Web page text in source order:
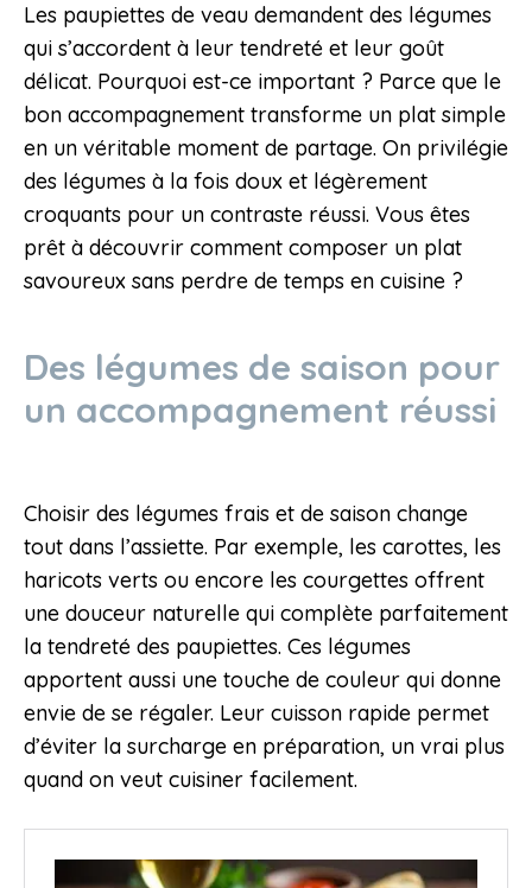
Les paupiettes de veau demandent des légumes
qui s’accordent à leur tendreté et leur goût
délicat. Pourquoi est-ce important ? Parce que le
bon accompagnement transforme un plat simple
en un véritable moment de partage. On privilégie
des légumes à la fois doux et légèrement
croquants pour un contraste réussi. Vous êtes
prêt à découvrir comment composer un plat
savoureux sans perdre de temps en cuisine ?
Des légumes de saison pour
un accompagnement réussi
Choisir des légumes frais et de saison change
tout dans l’assiette. Par exemple, les carottes, les
haricots verts ou encore les courgettes offrent
une douceur naturelle qui complète parfaitement
la tendreté des paupiettes. Ces légumes
apportent aussi une touche de couleur qui donne
envie de se régaler. Leur cuisson rapide permet
d’éviter la surcharge en préparation, un vrai plus
quand on veut cuisiner facilement.